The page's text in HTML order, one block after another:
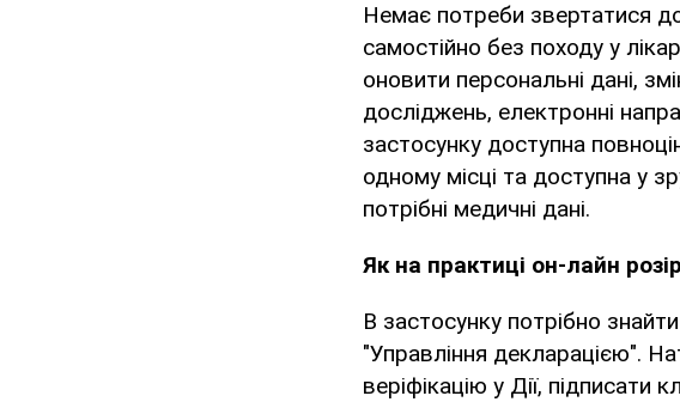
Немає потреби звертатися
самостійно без походу у
оновити персональні дані,
досліджень, електронні
застосунку доступна
одному місці та доступна у
потрібні медичні дані.
Як на практиці он-лайн
В застосунку потрібно
"Управління декларацією".
веріфікацію у Дії,